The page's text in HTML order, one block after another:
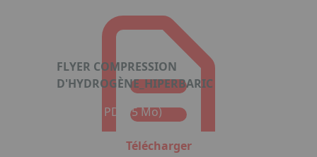
FLYER COMPRESSION
D'HYDROGÈNE_HIPERBARIC
Format : PDF (5 Mo)
Télécharger